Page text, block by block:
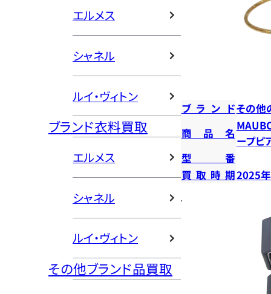
エルメス
シャネル
ルイ・ヴィトン
ブランド衣料買取
エルメス
シャネル
ルイ・ヴィトン
その他ブランド品買取
ブランドその他
商品名
ープピ
型番
買取時期2025